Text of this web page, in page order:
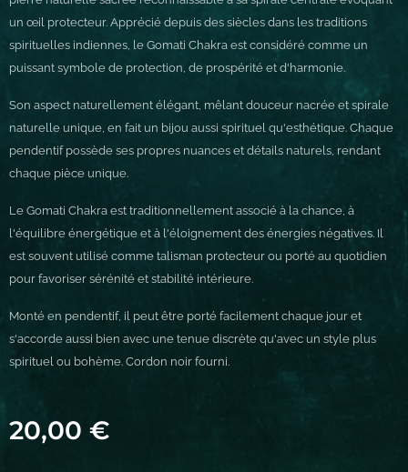
un œil protecteur. Apprécié depuis des siècles dans les traditions
spirituelles indiennes, le Gomati Chakra est considéré comme un
puissant symbole de protection, de prospérité et d'harmonie.
Son aspect naturellement élégant, mêlant douceur nacrée et spirale
naturelle unique, en fait un bijou aussi spirituel qu'esthétique. Chaque
pendentif possède ses propres nuances et détails naturels, rendant
chaque pièce unique.
Le Gomati Chakra est traditionnellement associé à la chance, à
l'équilibre énergétique et à l'éloignement des énergies négatives. Il
est souvent utilisé comme talisman protecteur ou porté au quotidien
pour favoriser sérénité et stabilité intérieure.
Monté en pendentif, il peut être porté facilement chaque jour et
s'accorde aussi bien avec une tenue discrète qu'avec un style plus
spirituel ou bohème. Cordon noir fourni.
20,00 €